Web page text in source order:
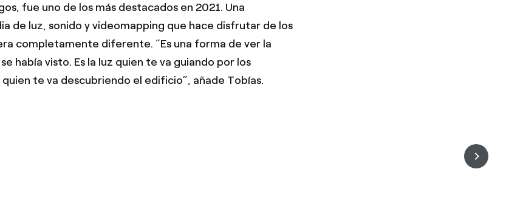
fue uno de los más destacados en 2021. Una
de luz, sonido y videomapping que hace disfrutar de los
completamente diferente. “Es una forma de ver la
había visto. Es la luz quien te va guiando por los
te va descubriendo el edificio”, añade Tobías.